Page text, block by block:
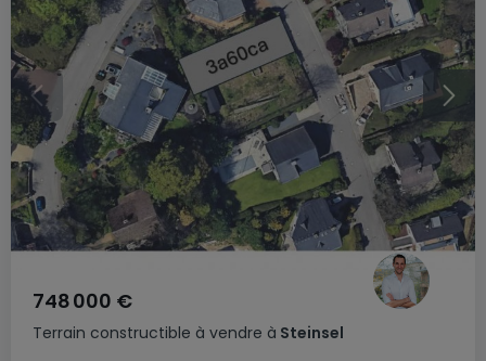
Terrain constructible à vendre à Steinsel
748 000 €